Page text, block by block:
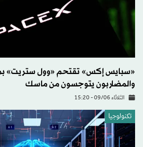
«سبايس إكس» تقتحم «وول ستريت»
والمضاربون يتوجسون من ماسك
الثلاثاء 09/06 - 15:20
تكنولوجيا